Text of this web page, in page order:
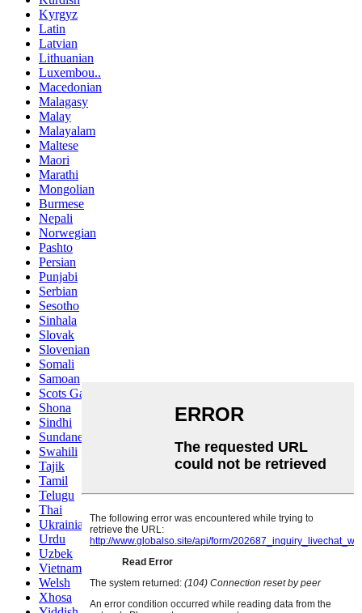
Kyrgyz
Latin
Latvian
Lithuanian
Luxembou..
Macedonian
Malagasy
Malay
Malayalam
Maltese
Maori
Marathi
Mongolian
Burmese
Nepali
Norwegian
Pashto
Persian
Punjabi
Serbian
Sesotho
Sinhala
Slovak
Slovenian
Somali
Samoan
Scots Gaelic
Shona
Sindhi
Sundanese
Swahili
Tajik
Tamil
Telugu
Thai
Ukrainian
Urdu
Uzbek
Vietnamese
Welsh
Xhosa